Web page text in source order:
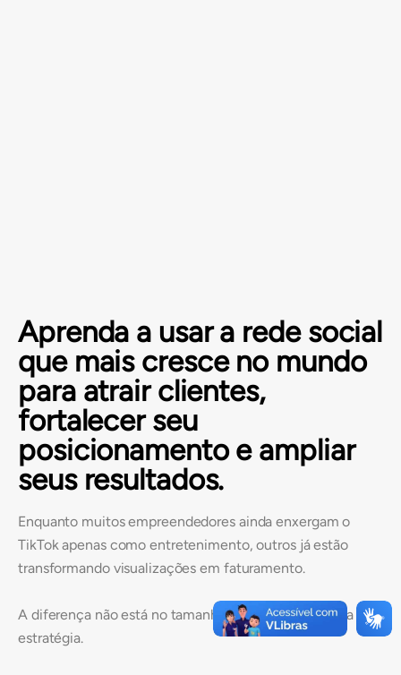
Aprenda a usar a rede social
que mais cresce no mundo
para atrair clientes,
fortalecer seu
posicionamento e ampliar
seus resultados.
Enquanto muitos empreendedores ainda enxergam o
TikTok apenas como entretenimento, outros já estão
transformando visualizações em faturamento.
A diferença não está no tamanho da empresa. Está na
estratégia.